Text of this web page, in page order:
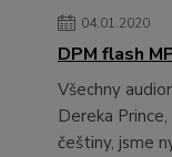
04.01.2020
DPM flash
Všechny
Dereka
češtiny, jsme